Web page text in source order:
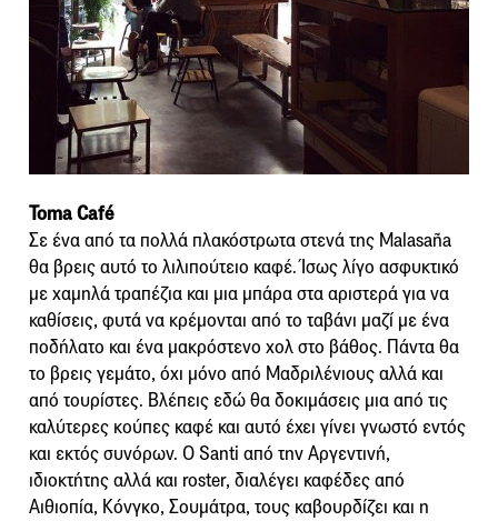
Toma Café
Σε ένα από τα πολλά πλακόστρωτα στενά της Malasaña
θα βρεις αυτό το λιλιπούτειο καφέ. Ίσως λίγο ασφυκτικό
με χαμηλά τραπέζια και μια μπάρα στα αριστερά για να
καθίσεις, φυτά να κρέμονται από το ταβάνι μαζί με ένα
ποδήλατο και ένα μακρόστενο χολ στο βάθος. Πάντα θα
το βρεις γεμάτο, όχι μόνο από Μαδριλένιους αλλά και
από τουρίστες. Βλέπεις εδώ θα δοκιμάσεις μια από τις
καλύτερες κούπες καφέ και αυτό έχει γίνει γνωστό εντός
και εκτός συνόρων. Ο Santi από την Αργεντινή,
ιδιοκτήτης αλλά και roster, διαλέγει καφέδες από
Αιθιοπία, Κόνγκο, Σουμάτρα, τους καβουρδίζει και η